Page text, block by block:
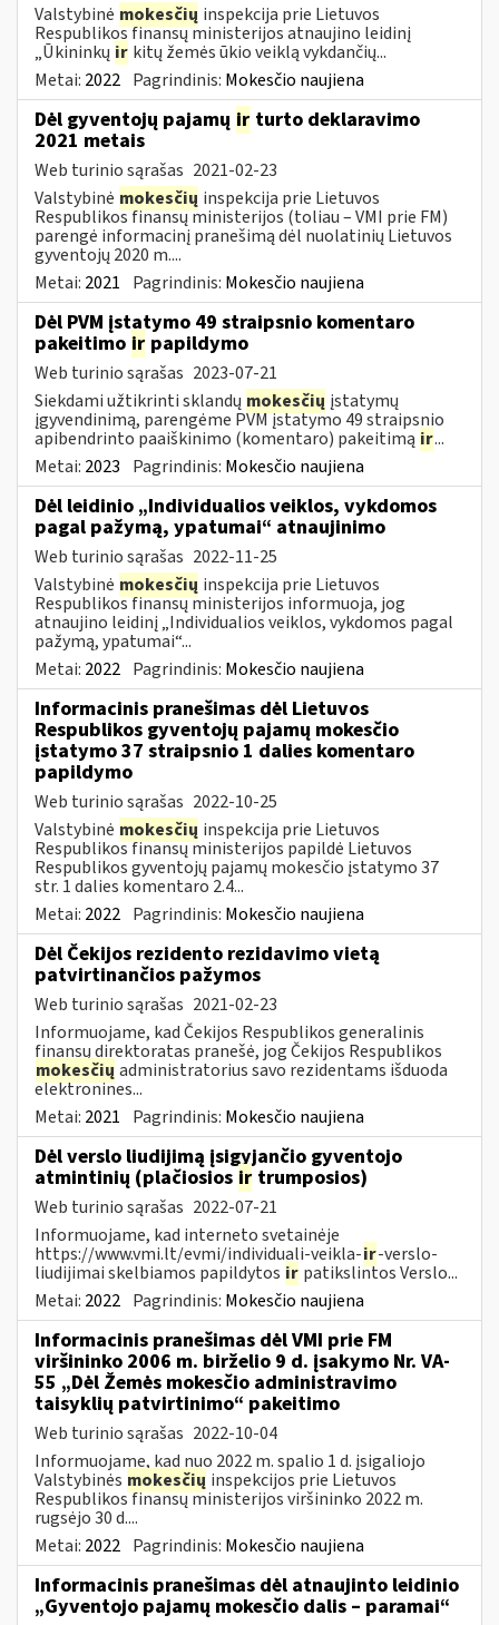
Valstybinė mokesčių inspekcija prie Lietuvos
Respublikos finansų ministerijos atnaujino leidinį
„Ūkininkų ir kitų žemės ūkio veiklą vykdančių...
Metai: 2022 Pagrindinis: Mokesčio naujiena
Dėl gyventojų pajamų ir turto deklaravimo
2021 metais
Web turinio sąrašas 2021-02-23
Valstybinė mokesčių inspekcija prie Lietuvos
Respublikos finansų ministerijos (toliau – VMI prie FM)
parengė informacinį pranešimą dėl nuolatinių Lietuvos
gyventojų 2020 m....
Metai: 2021 Pagrindinis: Mokesčio naujiena
Dėl PVM įstatymo 49 straipsnio komentaro
pakeitimo ir papildymo
Web turinio sąrašas 2023-07-21
Siekdami užtikrinti sklandų mokesčių įstatymų
įgyvendinimą, parengėme PVM įstatymo 49 straipsnio
apibendrinto paaiškinimo (komentaro) pakeitimą ir...
Metai: 2023 Pagrindinis: Mokesčio naujiena
Dėl leidinio „Individualios veiklos, vykdomos
pagal pažymą, ypatumai“ atnaujinimo
Web turinio sąrašas 2022-11-25
Valstybinė mokesčių inspekcija prie Lietuvos
Respublikos finansų ministerijos informuoja, jog
atnaujino leidinį „Individualios veiklos, vykdomos pagal
pažymą, ypatumai“...
Metai: 2022 Pagrindinis: Mokesčio naujiena
Informacinis pranešimas dėl Lietuvos
Respublikos gyventojų pajamų mokesčio
įstatymo 37 straipsnio 1 dalies komentaro
papildymo
Web turinio sąrašas 2022-10-25
Valstybinė mokesčių inspekcija prie Lietuvos
Respublikos finansų ministerijos papildė Lietuvos
Respublikos gyventojų pajamų mokesčio įstatymo 37
str. 1 dalies komentaro 2.4...
Metai: 2022 Pagrindinis: Mokesčio naujiena
Dėl Čekijos rezidento rezidavimo vietą
patvirtinančios pažymos
Web turinio sąrašas 2021-02-23
Informuojame, kad Čekijos Respublikos generalinis
finansų direktoratas pranešė, jog Čekijos Respublikos
mokesčių administratorius savo rezidentams išduoda
elektronines...
Metai: 2021 Pagrindinis: Mokesčio naujiena
Dėl verslo liudijimą įsigyjančio gyventojo
atmintinių (plačiosios ir trumposios)
Web turinio sąrašas 2022-07-21
Informuojame, kad interneto svetainėje
https://www.vmi.lt/evmi/individuali-veikla-ir-verslo-
liudijimai skelbiamos papildytos ir patikslintos Verslo...
Metai: 2022 Pagrindinis: Mokesčio naujiena
Informacinis pranešimas dėl VMI prie FM
viršininko 2006 m. birželio 9 d. įsakymo Nr. VA-
55 „Dėl Žemės mokesčio administravimo
taisyklių patvirtinimo“ pakeitimo
Web turinio sąrašas 2022-10-04
Informuojame, kad nuo 2022 m. spalio 1 d. įsigaliojo
Valstybinės mokesčių inspekcijos prie Lietuvos
Respublikos finansų ministerijos viršininko 2022 m.
rugsėjo 30 d....
Metai: 2022 Pagrindinis: Mokesčio naujiena
Informacinis pranešimas dėl atnaujinto leidinio
„Gyventojo pajamų mokesčio dalis – paramai“